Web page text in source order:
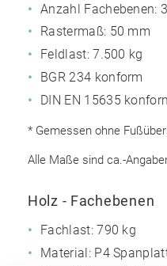
Anzahl Fachebenen:
Rastermaß: 50 mm
Feldlast: 7.500 kg
BGR 234 konform
DIN EN 15635
* Gemessen ohne
Alle Maße sind ca.-
Holz - Fachebenen
Fachlast: 790 kg
Material: P4